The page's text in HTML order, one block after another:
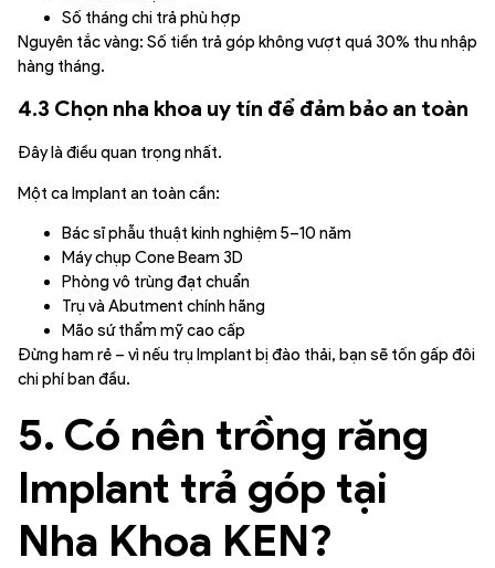
Số tháng chi trả phù hợp
Nguyên tắc vàng: Số tiền trả góp không vượt quá 30% thu nhập
hàng tháng.
4.3 Chọn nha khoa uy tín để đảm bảo an toàn
Đây là điều quan trọng nhất.
Một ca Implant an toàn cần:
Bác sĩ phẫu thuật kinh nghiệm 5–10 năm
Máy chụp Cone Beam 3D
Phòng vô trùng đạt chuẩn
Trụ và Abutment chính hãng
Mão sứ thẩm mỹ cao cấp
Đừng ham rẻ – vì nếu trụ Implant bị đào thải, bạn sẽ tốn gấp đôi
chi phí ban đầu.
5. Có nên trồng răng
Implant trả góp tại
Nha Khoa KEN?